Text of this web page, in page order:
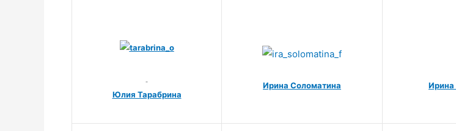
Юлия Тарабрина
Ирина Соломатина Ирина